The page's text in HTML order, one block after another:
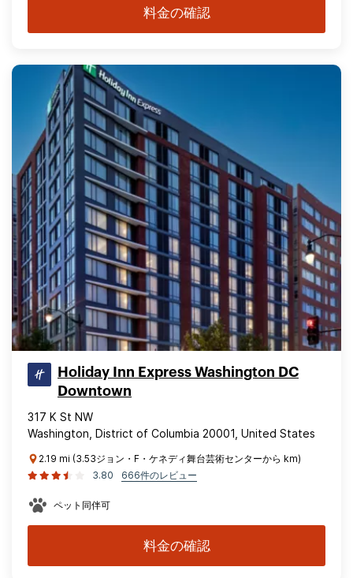
料金の確認
Holiday Inn Express Washington DC
Downtown
317 K St NW
Washington, District of Columbia 20001, United States
2.19 mi (3.53ジョン・F・ケネディ舞台芸術センターから km)
3.80
666件のレビュー
ペット同伴可
料金の確認